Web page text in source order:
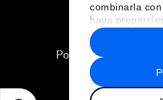
combinarla
haya
recopilado a
hecho de sus
Política de